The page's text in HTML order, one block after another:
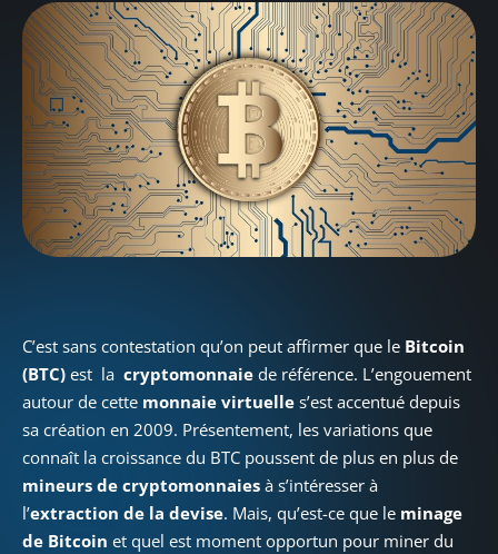
C’est sans contestation qu’on peut affirmer que le Bitcoin
(BTC) est la cryptomonnaie de référence. L’engouement
autour de cette monnaie virtuelle s’est accentué depuis
sa création en 2009. Présentement, les variations que
connaît la croissance du BTC poussent de plus en plus de
mineurs de cryptomonnaies à s’intéresser à
l’extraction de la devise. Mais, qu’est-ce que le minage
de Bitcoin et quel est moment opportun pour miner du